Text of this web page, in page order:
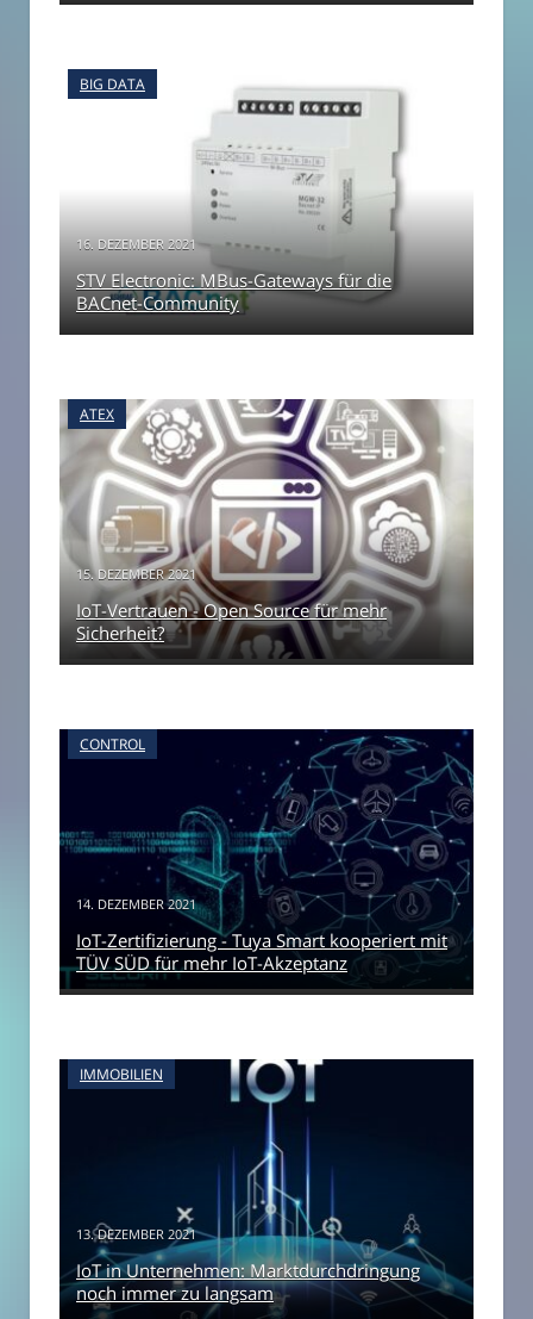
BIG DATA
16. DEZEMBER 2021
STV Electronic: MBus-Gateways für die
BACnet-Community
ATEX
15. DEZEMBER 2021
IoT-Vertrauen - Open Source für mehr
Sicherheit?
CONTROL
14. DEZEMBER 2021
IoT-Zertifizierung - Tuya Smart kooperiert mit
TÜV SÜD für mehr IoT-Akzeptanz
IMMOBILIEN
13. DEZEMBER 2021
IoT in Unternehmen: Marktdurchdringung
noch immer zu langsam